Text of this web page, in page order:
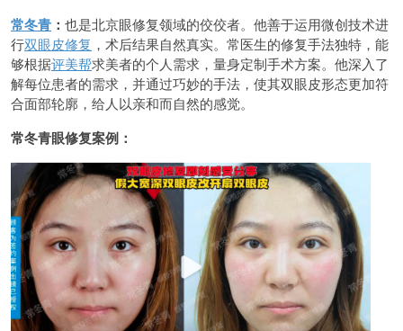
常冬青 ： 也是北京眼修复领域的佼佼者。他善于运用微创技术进
行双眼皮修复 ，术后结果自然真实。常医生的修复手法独特，能
够根据评美帮求美者的个人需求，量身定制手术方案。他深入了
解每位患者的需求，并通过巧妙的手法，使其双眼皮形态更加符
合面部轮廓，给人以亲和而自然的感觉。
常冬青眼修复案例：